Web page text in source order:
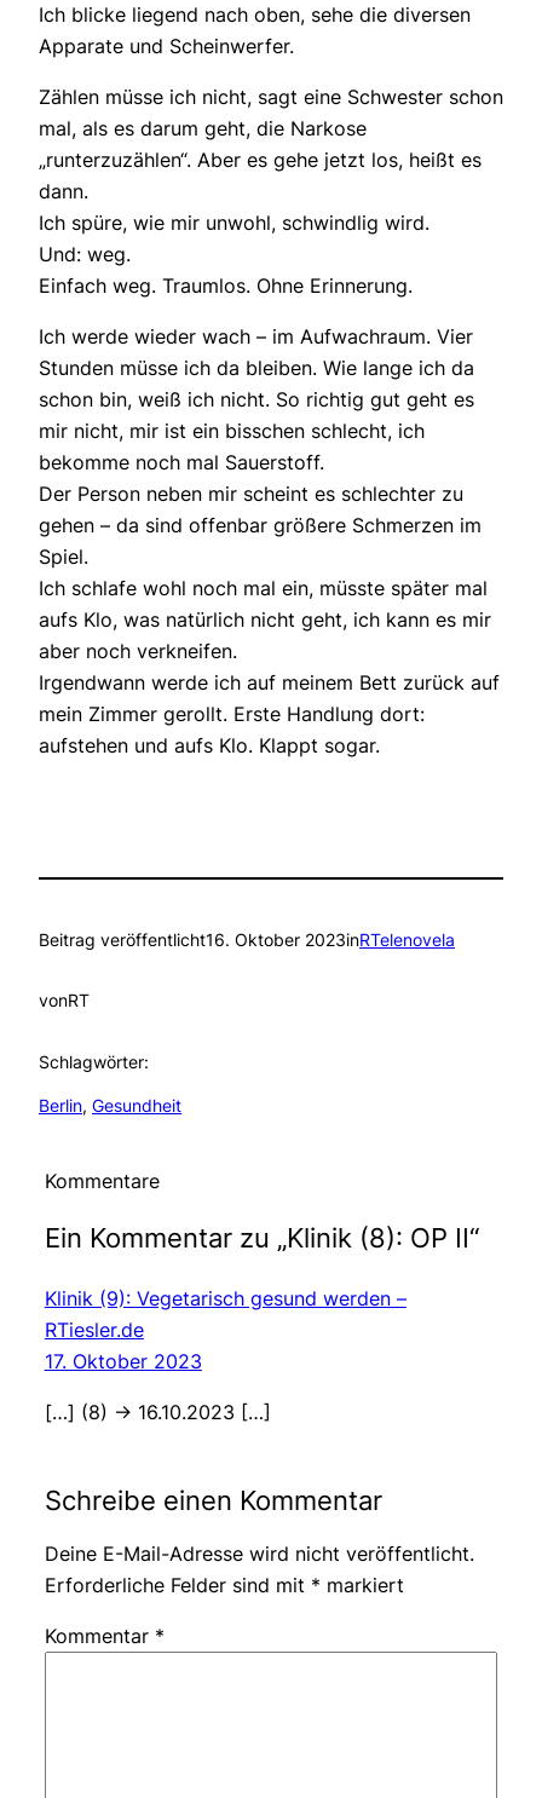
Ich blicke liegend nach oben, sehe die diversen
Apparate und Scheinwerfer.
Zählen müsse ich nicht, sagt eine Schwester schon
mal, als es darum geht, die Narkose
„runterzuzählen“. Aber es gehe jetzt los, heißt es
dann.
Ich spüre, wie mir unwohl, schwindlig wird.
Und: weg.
Einfach weg. Traumlos. Ohne Erinnerung.
Ich werde wieder wach – im Aufwachraum. Vier
Stunden müsse ich da bleiben. Wie lange ich da
schon bin, weiß ich nicht. So richtig gut geht es
mir nicht, mir ist ein bisschen schlecht, ich
bekomme noch mal Sauerstoff.
Der Person neben mir scheint es schlechter zu
gehen – da sind offenbar größere Schmerzen im
Spiel.
Ich schlafe wohl noch mal ein, müsste später mal
aufs Klo, was natürlich nicht geht, ich kann es mir
aber noch verkneifen.
Irgendwann werde ich auf meinem Bett zurück auf
mein Zimmer gerollt. Erste Handlung dort:
aufstehen und aufs Klo. Klappt sogar.
Beitrag veröffentlicht16. Oktober 2023inRTelenovela
vonRT
Schlagwörter:
Berlin, Gesundheit
Kommentare
Ein Kommentar zu „Klinik (8): OP II“
Klinik (9): Vegetarisch gesund werden –
RTiesler.de
17. Oktober 2023
[…] (8) -> 16.10.2023 […]
Schreibe einen Kommentar
Deine E-Mail-Adresse wird nicht veröffentlicht.
Erforderliche Felder sind mit * markiert
Kommentar *